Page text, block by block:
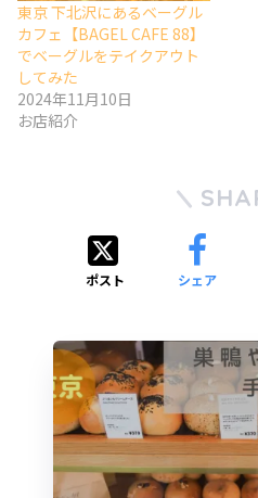
東京 下北沢にあるベーグル
カフェ【BAGEL CAFE 88】
でベーグルをテイクアウト
してみた
2024年11月10日
お店紹介
ポスト シェア